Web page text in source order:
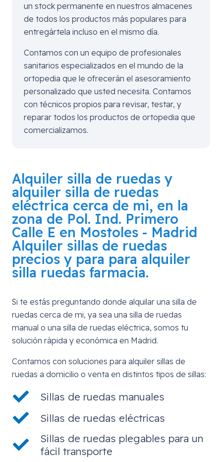
un stock permanente en nuestros almacenes
de todos los productos más populares para
entregártela incluso en el mismo día.
Contamos con un equipo de profesionales
sanitarios especializados en el mundo de la
ortopedia que le ofrecerán el asesoramiento
personalizado que usted necesita. Contamos
con técnicos propios para revisar, testar, y
reparar todos los productos de ortopedia que
comercializamos.
Alquiler silla de ruedas y
alquiler silla de ruedas
eléctrica cerca de mi, en la
zona de Pol. Ind. Primero
Calle E en Mostoles - Madrid
Alquiler sillas de ruedas
precios y para para alquiler
silla ruedas farmacia.
Si te estás preguntando donde alquilar una silla de
ruedas cerca de mi, ya sea una silla de ruedas
manual o una silla de ruedas eléctrica, somos tu
solución rápida y económica en Madrid.
Contamos con soluciones para alquiler sillas de
ruedas a domicilio o venta en distintos tipos de sillas:
Sillas de ruedas manuales
Sillas de ruedas eléctricas
Sillas de ruedas plegables para un
fácil transporte